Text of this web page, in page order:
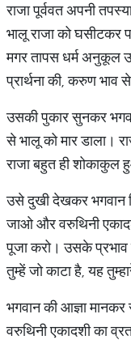
राजा पूर्ववत अपनी
भालू राजा को घसीटकर
मगर तापस धर्म अनुकूल
प्रार्थना की, करुण भाव
उसकी पुकार सुनकर
से भालू को मार डाला।
राजा बहुत ही शोकाकुल
उसे दुखी देखकर भगवान
जाओ और वरुथिनी
पूजा करो। उसके
तुम्हें जो काटा है, यह
भगवान की आज्ञा मानकर
वरुथिनी एकादशी का